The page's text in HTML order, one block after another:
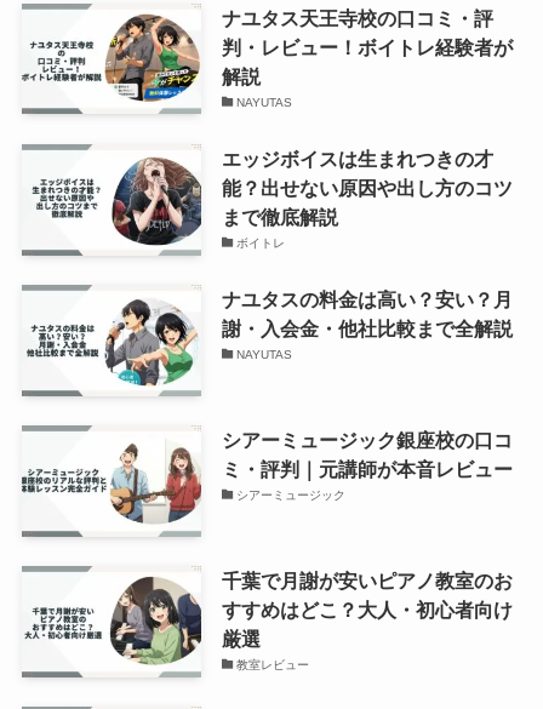
ナユタス天王寺校の口コミ・評
判・レビュー！ボイトレ経験者が
解説
NAYUTAS
エッジボイスは生まれつきの才
能？出せない原因や出し方のコツ
まで徹底解説
ボイトレ
ナユタスの料金は高い？安い？月
謝・入会金・他社比較まで全解説
NAYUTAS
シアーミュージック銀座校の口コ
ミ・評判｜元講師が本音レビュー
シアーミュージック
千葉で月謝が安いピアノ教室のお
すすめはどこ？大人・初心者向け
厳選
教室レビュー